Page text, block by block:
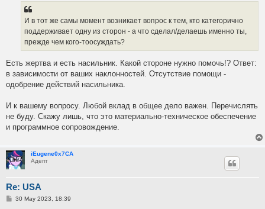
И в тот же самы момент возникает вопрос к тем, кто категорично
поддерживает одну из сторон - а что сделал/делаешь именно ты,
прежде чем кого-тоосуждать?
Есть жертва и есть насильник. Какой стороне нужно помочь!? Ответ:
в зависимости от ваших наклонностей. Отсутствие помощи -
одобрение действий насильника.
И к вашему вопросу. Любой вклад в общее дело важен. Перечислять
не буду. Скажу лишь, что это материально-техническое обеспечение
и программное сопровождение.
iEugene0x7CA
Адепт
Re: USA
P30 May 2023, 18:39